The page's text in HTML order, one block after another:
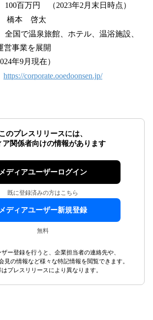
万円 （2023年2月末日時点）
橋本 啓太
で温泉旅館、ホテル、温浴施設、
営事業を展開
年9月現在）
https://corporate.ooedoonsen.jp/
のプレスリリースには、
ア関係者向けの情報があります
ディアユーザーログイン
既に登録済みの方はこちら
ディアユーザー新規登録
無料
ー登録を行うと、企業担当者の連絡先や、
見の情報など様々な特記情報を閲覧できます。
プレスリリースにより異なります。